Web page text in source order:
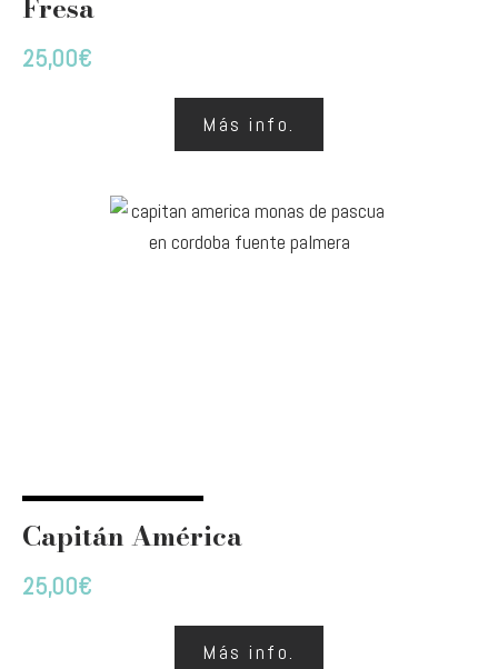
25,00€
Más info.
Capitán América
25,00€
Más info.